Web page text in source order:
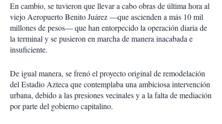
En cambio, se tuvieron que llevar a cabo obras de última hora al
viejo Aeropuerto Benito Juárez —que ascienden a más 10 mil
millones de pesos— que han entorpecido la operación diaria de
la terminal y se pusieron en marcha de manera inacabada e
insuficiente.
De igual manera, se frenó el proyecto original de remodelación
del Estadio Azteca que contemplaba una ambiciosa intervención
urbana, debido a las presiones vecinales y a la falta de mediación
por parte del gobierno capitalino.